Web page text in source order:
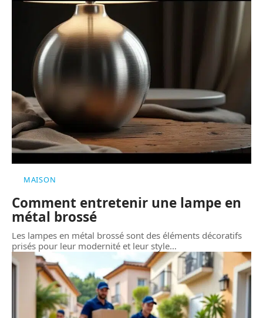
MAISON
Comment entretenir une lampe en
métal brossé
Les lampes en métal brossé sont des éléments décoratifs
prisés pour leur modernité et leur style…